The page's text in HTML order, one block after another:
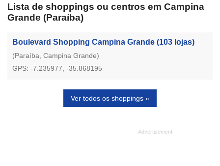
Lista de shoppings ou centros em Campina
Grande (Paraíba)
Boulevard Shopping Campina Grande (103 lojas)
(Paraíba, Campina Grande)
GPS: -7.235977, -35.868195
Ver todos os shoppings »